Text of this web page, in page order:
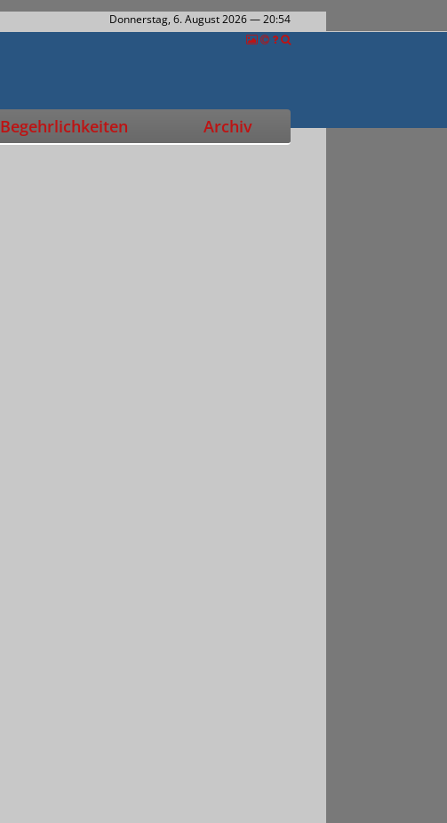
Donnerstag, 6. August 2026— 20:54
Begehrlichkeiten Archiv